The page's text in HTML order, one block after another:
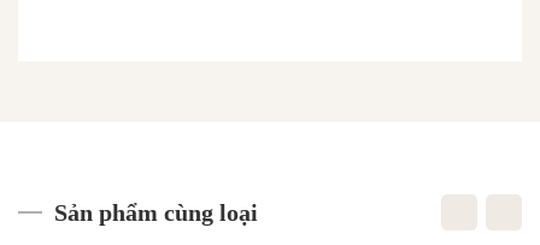
Sản phẩm cùng loại